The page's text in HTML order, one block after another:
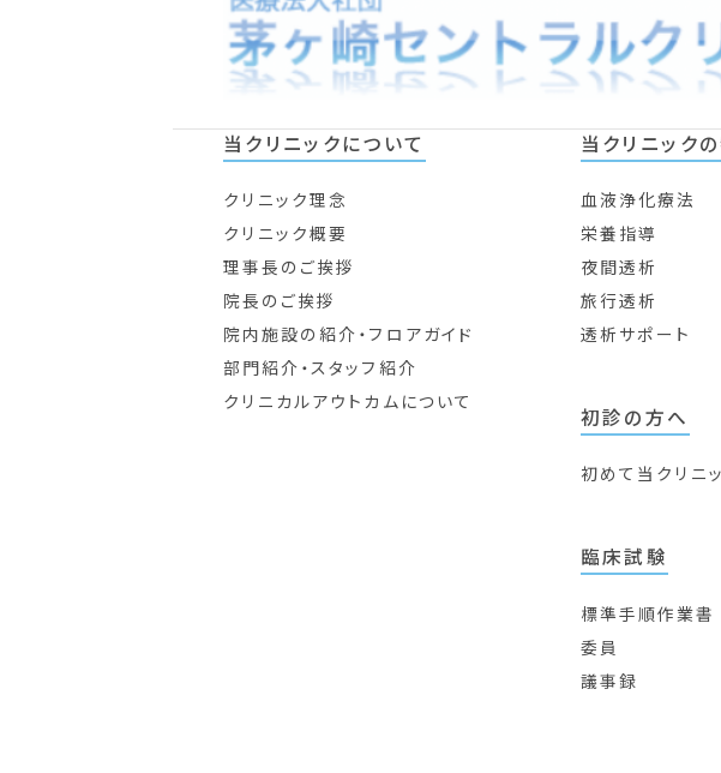
当クリニックについて
クリニック理念
クリニック概要
理事長のご挨拶
院長のご挨拶
院内施設の紹介・フロアガイド
部門紹介・スタッフ紹介
クリニカルアウトカムについて
当クリニック
血液浄化療法
栄養指導
夜間透析
旅行透析
透析サポート
初診の方へ
初めて当クリニ
臨床試験
標準手順作業書
委員
議事録